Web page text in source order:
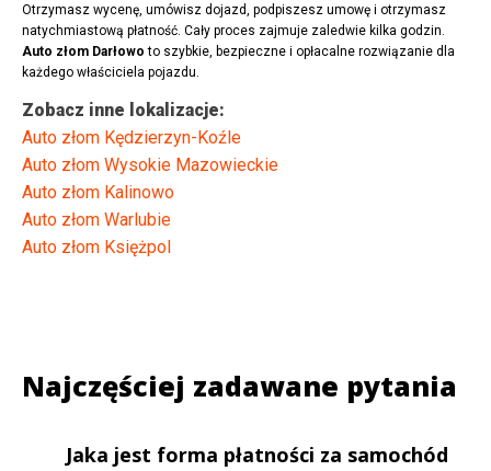
Otrzymasz wycenę, umówisz dojazd, podpiszesz umowę i otrzymasz
natychmiastową płatność. Cały proces zajmuje zaledwie kilka godzin.
Auto złom Darłowo to szybkie, bezpieczne i opłacalne rozwiązanie dla
każdego właściciela pojazdu.
Zobacz inne lokalizacje:
Auto złom Kędzierzyn-Koźle
Auto złom Wysokie Mazowieckie
Auto złom Kalinowo
Auto złom Warlubie
Auto złom Księżpol
Najczęściej zadawane pytania
Jaka jest forma płatności za samochód